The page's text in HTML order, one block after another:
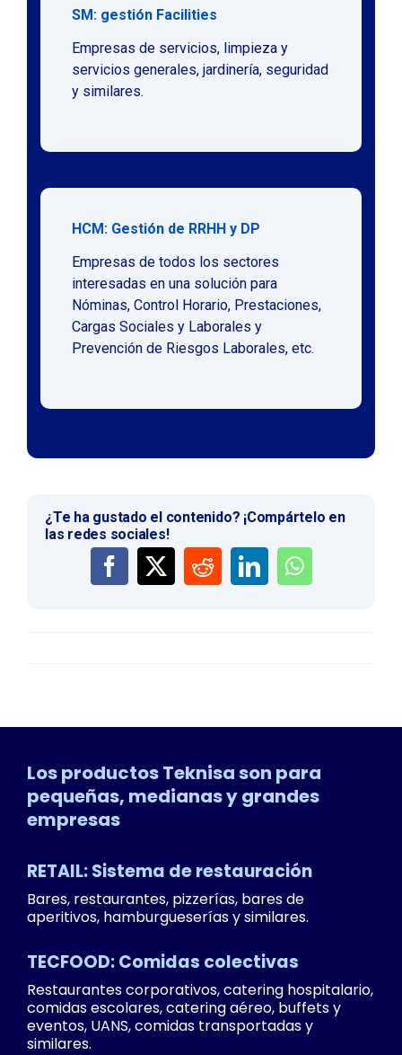
SM: gestión Facilities
Empresas de servicios, limpieza y
servicios generales, jardinería, seguridad
y similares.
HCM: Gestión de RRHH y DP
Empresas de todos los sectores
interesadas en una solución para
Nóminas, Control Horario, Prestaciones,
Cargas Sociales y Laborales y
Prevención de Riesgos Laborales, etc.
¿Te ha gustado el contenido? ¡Compártelo en
las redes sociales!
Los productos Teknisa son para
pequeñas, medianas y grandes
empresas
RETAIL: Sistema de restauración
Bares, restaurantes, pizzerías, bares de
aperitivos, hamburgueserías y similares.
TECFOOD: Comidas colectivas
Restaurantes corporativos, catering hospitalario,
comidas escolares, catering aéreo, buffets y
eventos, UANS, comidas transportadas y
similares.